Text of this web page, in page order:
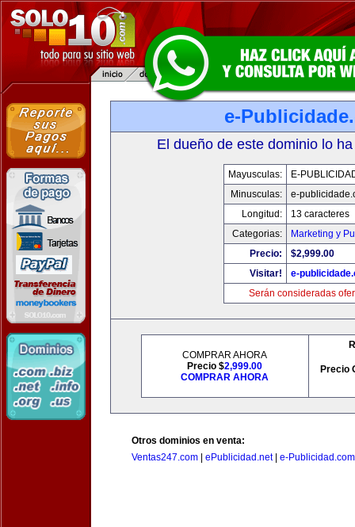
e-
El dueño de este dominio lo
Mayusculas:
E-
Minusculas:
e-
Longitud:
13 caracteres
Categorias:
Marketing y
Precio:
$2,999.00
Visitar!
e-
Serán consideradas
COMPRAR AHORA
Precio $2,999.00
COMPRAR AHORA
Precio
Otros dominios en venta:
Ventas247.com
ePublicidad.net| e-Publicidad.com